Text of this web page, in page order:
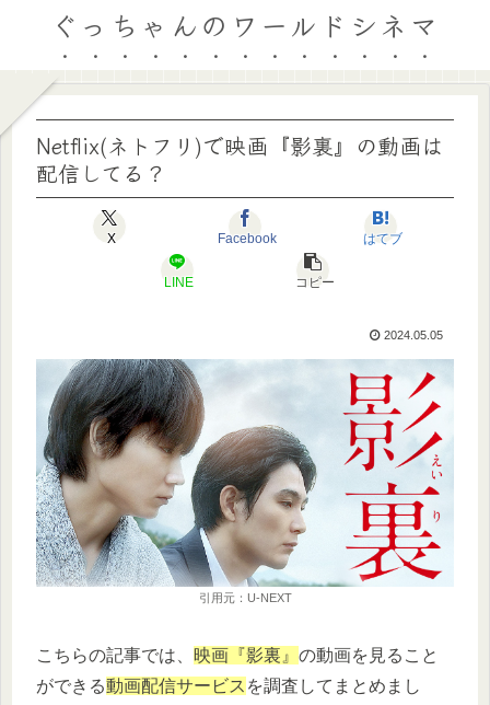
ぐっちゃんのワールドシネマ
Netflix(ネトフリ)で映画『影裏』の動画は
配信してる？
X Facebook はてブ
LINE コピー
2024.05.05
引用元：U-NEXT
こちらの記事では、 映画『影裏』 の動画を見ること
ができる動画配信サービス を調査してまとめまし